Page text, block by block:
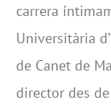
carrera
Universitària
de Canet de
director des